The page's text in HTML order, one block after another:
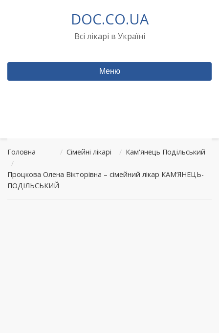
DOC.CO.UA
Всі лікарі в Україні
Меню
Головна / Сімейні лікарі / Кам'янець Подільський
/
Процкова Олена Вікторівна – сімейний лікар КАМ’ЯНЕЦЬ-
ПОДІЛЬСЬКИЙ